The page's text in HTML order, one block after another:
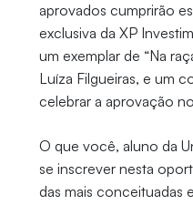
aprovados cumprirão
exclusiva da XP
um exemplar de “Na
Luíza Filgueiras, e um
celebrar a aprovação
O que você, aluno da
se inscrever nesta
das mais conceituadas